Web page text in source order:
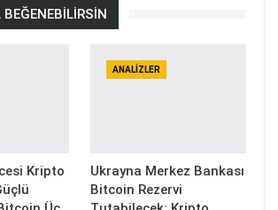
Kripto
ANALIZLER
Ukrayna Merkez Bankası
Bitcoin Rezervi